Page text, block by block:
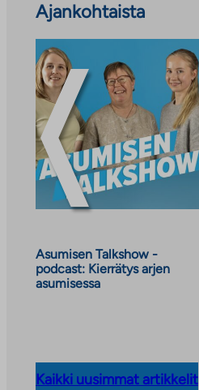
ajankohtaiset
ja
tiedotteet
Ajankohtaista
Asumisen Talkshow -
podcast: Kierrätys arjen
asumisessa
Kaikki uusimmat artikkelit